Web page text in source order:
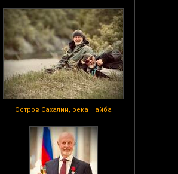
Остров Сахалин, река Найба